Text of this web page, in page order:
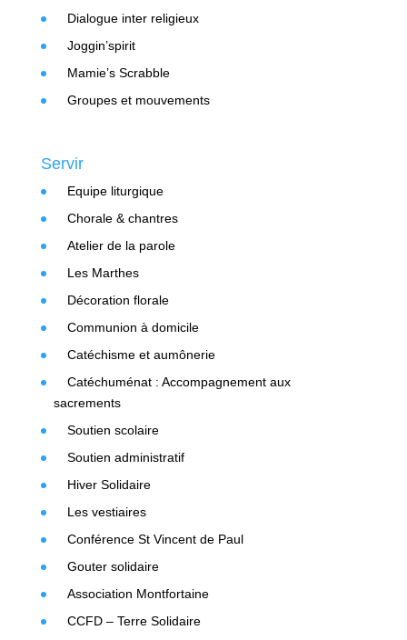
Dialogue inter religieux
Joggin’spirit
Mamie’s Scrabble
Groupes et mouvements
Servir
Equipe liturgique
Chorale & chantres
Atelier de la parole
Les Marthes
Décoration florale
Communion à domicile
Catéchisme et aumônerie
Catéchuménat : Accompagnement aux
sacrements
Soutien scolaire
Soutien administratif
Hiver Solidaire
Les vestiaires
Conférence St Vincent de Paul
Gouter solidaire
Association Montfortaine
CCFD – Terre Solidaire